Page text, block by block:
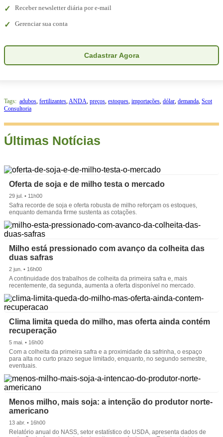
Receber newsletter diária por e-mail
Gerenciar sua conta
Cadastrar Agora
Tags: adubos, fertilizantes,ANDA, preços, estoques, importações, dólar, demanda, Scot
Consultoria
Últimas Notícias
Oferta de soja e de milho testa o mercado
29 jul. • 11h00
Safra recorde de soja e oferta robusta de milho reforçam os estoques,
enquanto demanda firme sustenta as cotações.
Milho está pressionado com avanço da colheita das
duas safras
2 jun. • 16h00
A continuidade dos trabalhos de colheita da primeira safra e, mais
recentemente, da segunda, aumenta a oferta disponível no mercado.
Clima limita queda do milho, mas oferta ainda contém
recuperação
5 mai. • 16h00
Com a colheita da primeira safra e a proximidade da safrinha, o espaço
para alta no curto prazo segue limitado, enquanto, no segundo semestre,
eventuais.
Menos milho, mais soja: a intenção do produtor norte-
americano
13 abr. • 16h00
Relatório anual do NASS, setor estatístico do USDA, apresenta dados de